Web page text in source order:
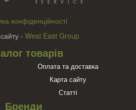
конфіденційності
- West East Group
товарів
Оплата та доставка
Карта сайту
Статті
Бренди